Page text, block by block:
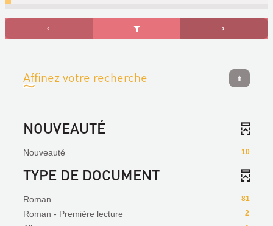
Affinez votre recherche
NOUVEAUTÉ
10
Nouveauté
TYPE DE DOCUMENT
81
Roman
2
Roman - Première lecture